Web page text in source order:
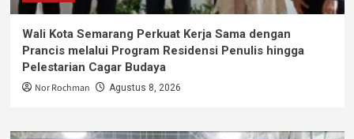
Wali Kota Semarang Perkuat Kerja Sama dengan
Prancis melalui Program Residensi Penulis hingga
Pelestarian Cagar Budaya
Nor Rochman Agustus 8, 2026